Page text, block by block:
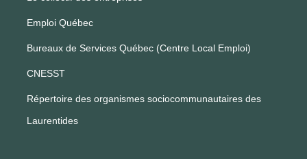
Emploi Québec
Bureaux de Services Québec (Centre Local Emploi)
CNESST
Répertoire des organismes sociocommunautaires des
Laurentides